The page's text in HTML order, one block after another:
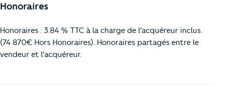
Honoraires
Honoraires : 3.84 % TTC à la charge de l'acquéreur inclus.
(74 870€ Hors Honoraires). Honoraires partagés entre le
vendeur et l'acquéreur.